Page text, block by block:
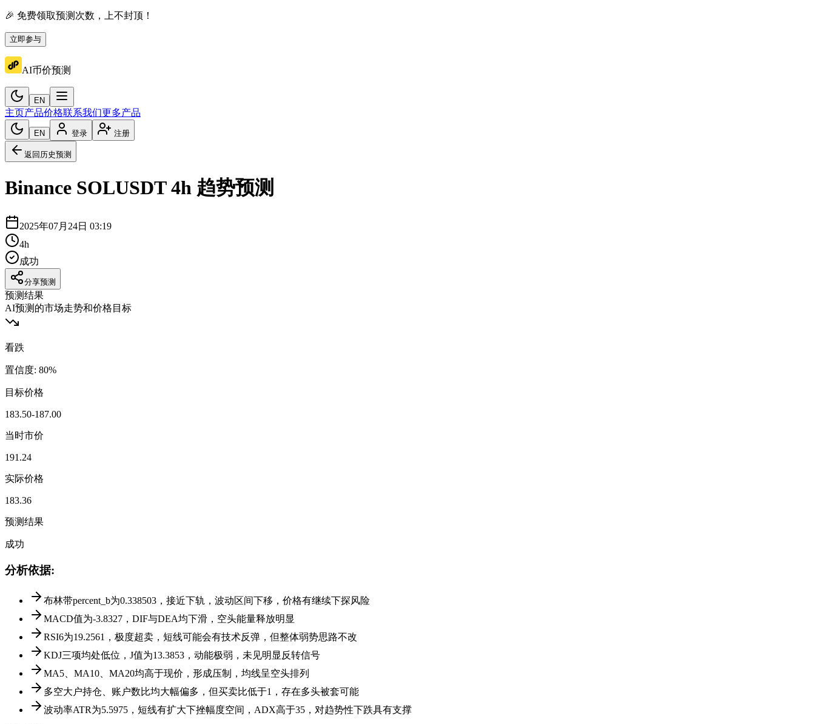
🎉 免费领取预测次数，上不封顶！
立即参与
AI币价预测
EN
主页产品价格联系我们更多产品
EN 登录 注册
返回历史预测
Binance SOLUSDT 4h 趋势预测
2025年07月24日 03:19
4h
成功
分享预测
预测结果
AI预测的市场走势和价格目标
看跌
置信度: 80%
目标价格
183.50-187.00
当时市价
191.24
实际价格
183.36
预测结果
成功
分析依据:
布林带percent_b为0.338503，接近下轨，波动区间下移，价格有继续下探风险
MACD值为-3.8327，DIF与DEA均下滑，空头能量释放明显
RSI6为19.2561，极度超卖，短线可能会有技术反弹，但整体弱势思路不改
KDJ三项均处低位，J值为13.3853，动能极弱，未见明显反转信号
MA5、MA10、MA20均高于现价，形成压制，均线呈空头排列
多空大户持仓、账户数比均大幅偏多，但买卖比低于1，存在多头被套可能
波动率ATR为5.5975，短线有扩大下挫幅度空间，ADX高于35，对趋势性下跌具有支撑